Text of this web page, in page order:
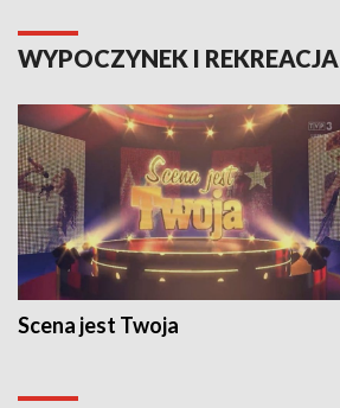
WYPOCZYNEK I REKREACJA
Scena jest Twoja